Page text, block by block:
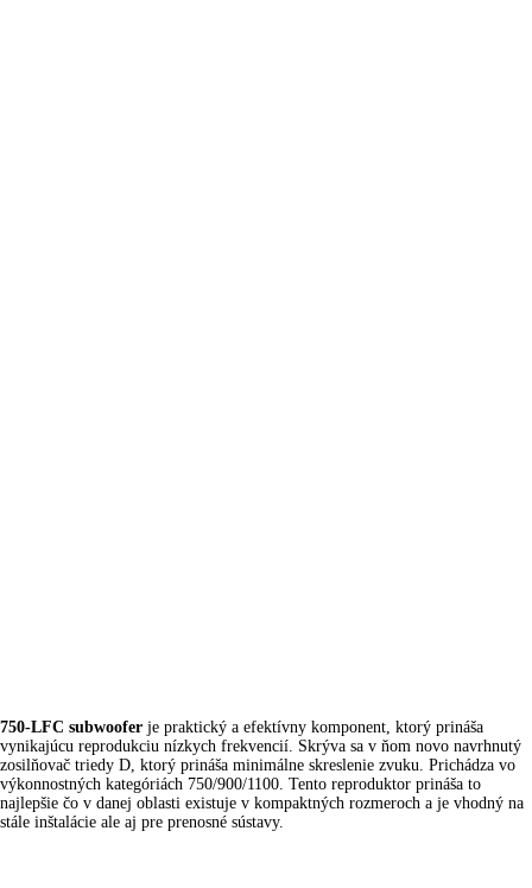
750-LFC subwoofer je praktický a efektívny komponent, ktorý prináša
vynikajúcu reprodukciu nízkych frekvencií. Skrýva sa v ňom novo navrhnutý
zosilňovač triedy D, ktorý prináša minimálne skreslenie zvuku. Prichádza vo
výkonnostných kategóriách 750/900/1100. Tento reproduktor prináša to
najlepšie čo v danej oblasti existuje v kompaktných rozmeroch a je vhodný na
stále inštalácie ale aj pre prenosné sústavy.